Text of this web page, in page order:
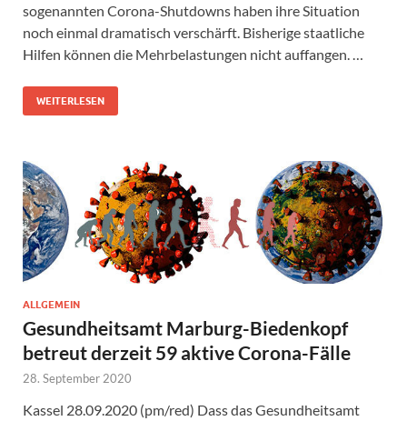
sogenannten Corona-Shutdowns haben ihre Situation
noch einmal dramatisch verschärft. Bisherige staatliche
Hilfen können die Mehrbelastungen nicht auffangen. …
WEITERLESEN
ALLGEMEIN
Gesundheitsamt Marburg-Biedenkopf
betreut derzeit 59 aktive Corona-Fälle
28. September 2020
Kassel 28.09.2020 (pm/red) Dass das Gesundheitsamt